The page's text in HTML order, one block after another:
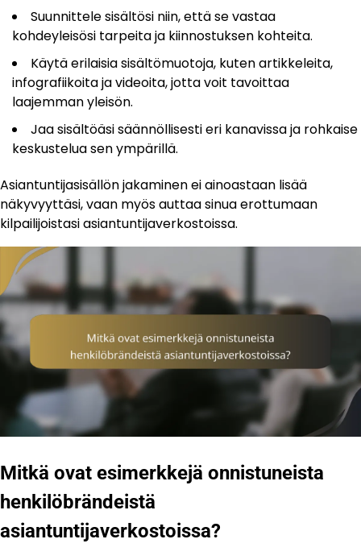
Suunnittele sisältösi niin, että se vastaa
kohdeyleisösi tarpeita ja kiinnostuksen kohteita.
Käytä erilaisia sisältömuotoja, kuten artikkeleita,
infografiikoita ja videoita, jotta voit tavoittaa
laajemman yleisön.
Jaa sisältöäsi säännöllisesti eri kanavissa ja rohkaise
keskustelua sen ympärillä.
Asiantuntijasisällön jakaminen ei ainoastaan lisää
näkyvyyttäsi, vaan myös auttaa sinua erottumaan
kilpailijoistasi asiantuntijaverkostoissa.
Mitkä ovat esimerkkejä onnistuneista
henkilöbrändeistä
asiantuntijaverkostoissa?